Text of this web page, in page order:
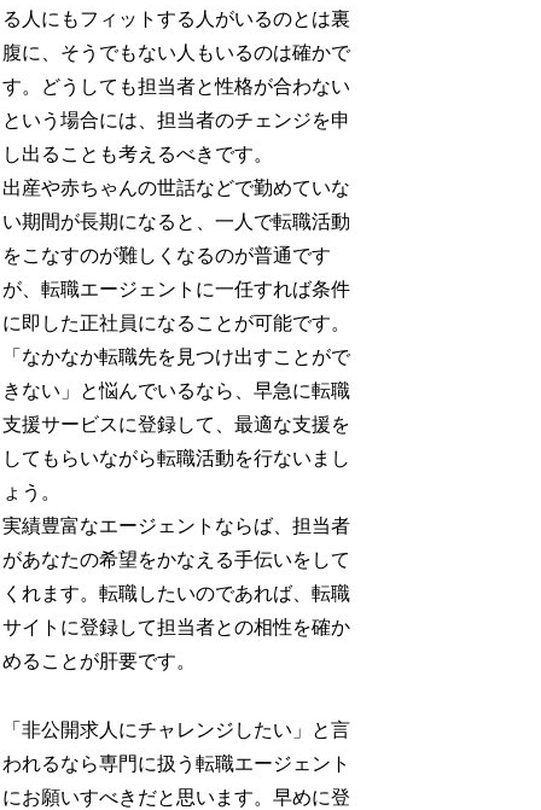
る人にもフィットする人がいるのとは裏
腹に、そうでもない人もいるのは確かで
す。どうしても担当者と性格が合わない
という場合には、担当者のチェンジを申
し出ることも考えるべきです。
出産や赤ちゃんの世話などで勤めていな
い期間が長期になると、一人で転職活動
をこなすのが難しくなるのが普通です
が、転職エージェントに一任すれば条件
に即した正社員になることが可能です。
「なかなか転職先を見つけ出すことがで
きない」と悩んでいるなら、早急に転職
支援サービスに登録して、最適な支援を
してもらいながら転職活動を行ないまし
ょう。
実績豊富なエージェントならば、担当者
があなたの希望をかなえる手伝いをして
くれます。転職したいのであれば、転職
サイトに登録して担当者との相性を確か
めることが肝要です。
「非公開求人にチャレンジしたい」と言
われるなら専門に扱う転職エージェント
にお願いすべきだと思います。早めに登